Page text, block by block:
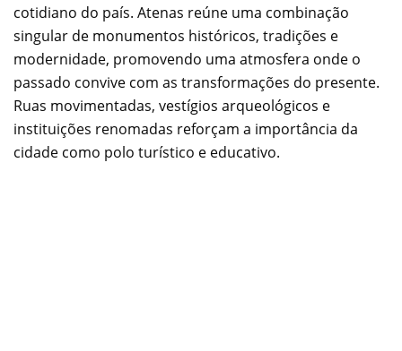
cotidiano do país. Atenas reúne uma combinação
singular de monumentos históricos, tradições e
modernidade, promovendo uma atmosfera onde o
passado convive com as transformações do presente.
Ruas movimentadas, vestígios arqueológicos e
instituições renomadas reforçam a importância da
cidade como polo turístico e educativo.